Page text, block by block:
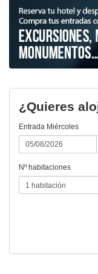
¿Quieres
Entrada Miércoles
Nº habitaciones